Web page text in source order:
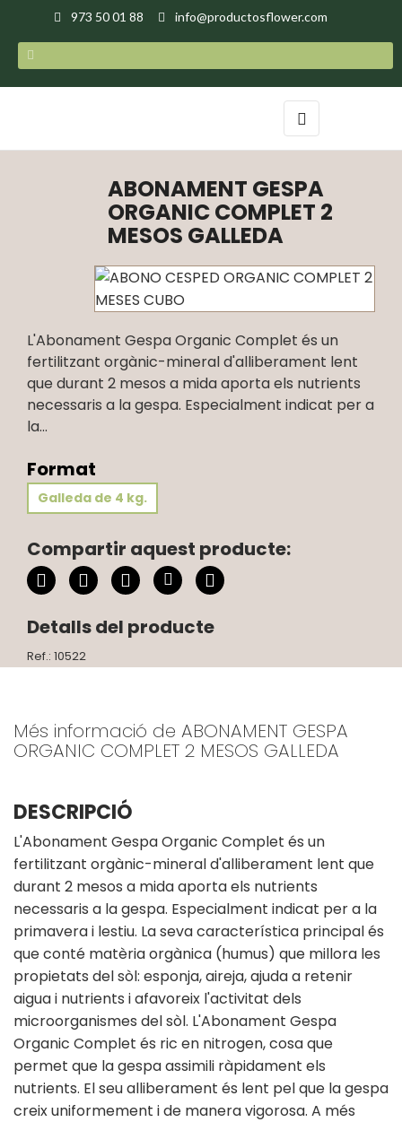
973 50 01 88 info@productosflower.com
Toggle
navigation
☰
ABONAMENT GESPA
ORGANIC COMPLET 2
MESOS GALLEDA
L'Abonament Gespa Organic Complet és un
fertilitzant orgànic-mineral d'alliberament lent
que durant 2 mesos a mida aporta els nutrients
necessaris a la gespa. Especialment indicat per a
la...
Format
Galleda de 4 kg.
Compartir aquest producte:
Detalls del producte
Ref.: 10522
Més informació de ABONAMENT GESPA
ORGANIC COMPLET 2 MESOS GALLEDA
DESCRIPCIÓ
L'Abonament Gespa Organic Complet és un
fertilitzant orgànic-mineral d'alliberament lent que
durant 2 mesos a mida aporta els nutrients
necessaris a la gespa. Especialment indicat per a la
primavera i lestiu. La seva característica principal és
que conté matèria orgànica (humus) que millora les
propietats del sòl: esponja, aireja, ajuda a retenir
aigua i nutrients i afavoreix l'activitat dels
microorganismes del sòl. L'Abonament Gespa
Organic Complet és ric en nitrogen, cosa que
permet que la gespa assimili ràpidament els
nutrients. El seu alliberament és lent pel que la gespa
creix uniformement i de manera vigorosa. A més